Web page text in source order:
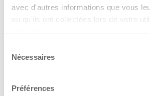
avec d'autres informations que vous
ou qu'ils ont collectées lors de votre
Nécessaires
Préférences